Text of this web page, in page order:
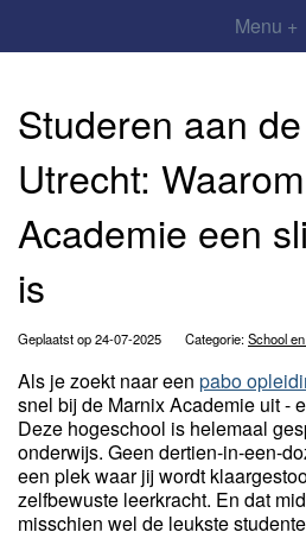
Menu +
Studeren aan
Utrecht:
Academie een
is
Geplaatst op 24-07-2025 Categorie:School
Als je zoekt naar een pabo
snel bij de Marnix Academie uit -
Deze hogeschool is helemaal
onderwijs. Geen dertien-in-een-
een plek waar jij wordt
zelfbewuste leerkracht. En dat
misschien wel de leukste